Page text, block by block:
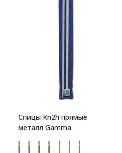
Спицы Kn2h прямые
металл Gamma